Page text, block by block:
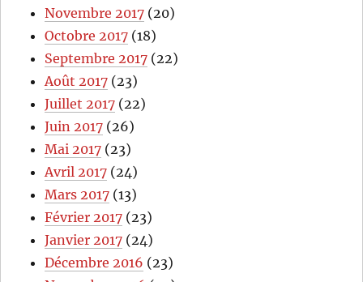
Novembre 2017 (20)
Octobre 2017 (18)
Septembre 2017 (22)
Août 2017 (23)
Juillet 2017 (22)
Juin 2017 (26)
Mai 2017 (23)
Avril 2017 (24)
Mars 2017 (13)
Février 2017 (23)
Janvier 2017 (24)
Décembre 2016 (23)